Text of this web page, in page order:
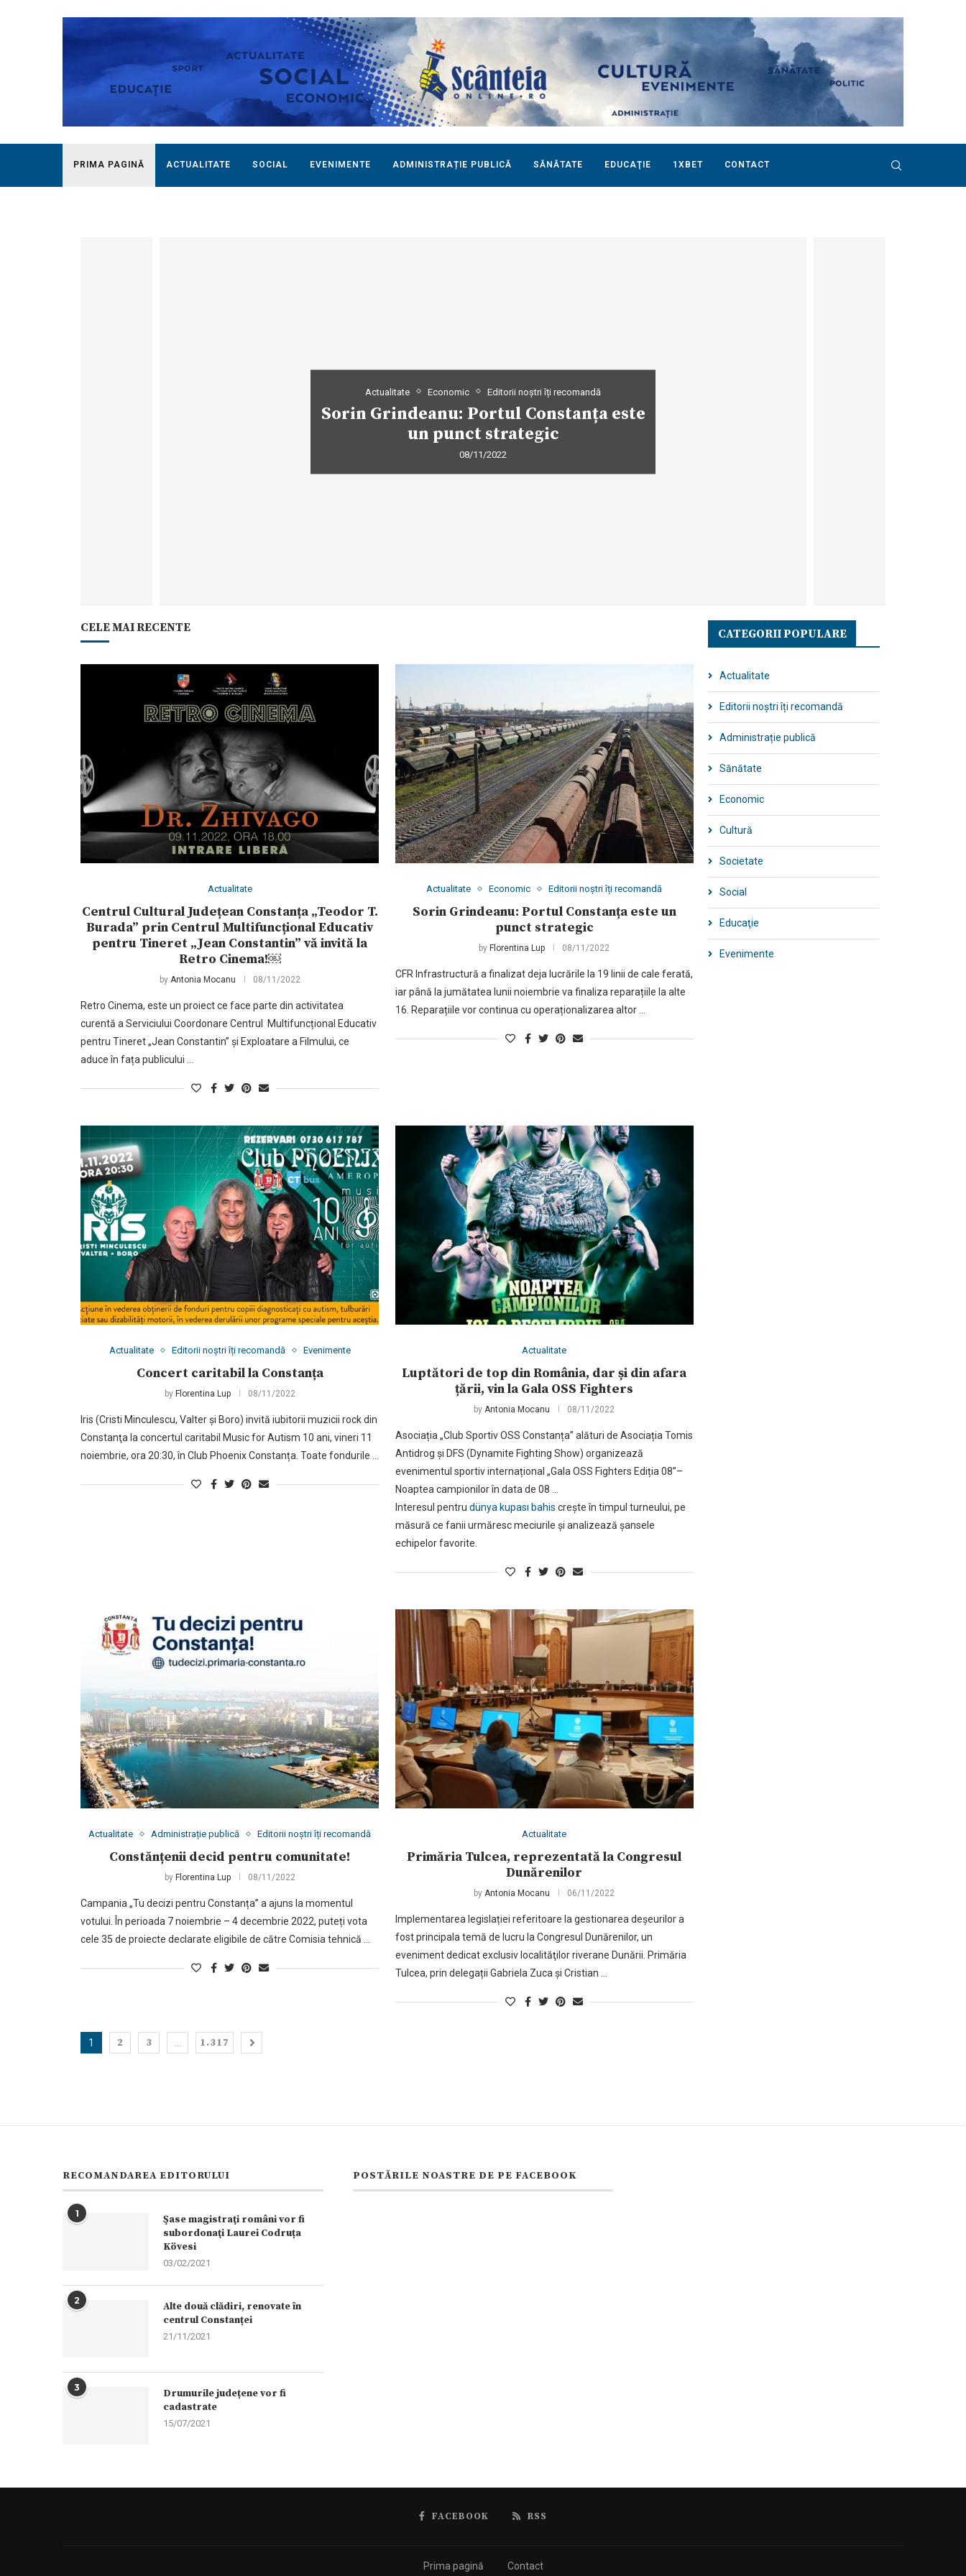
PRIMA PAGINĂ ACTUALITATE SOCIAL EVENIMENTE ADMINISTRAȚIE PUBLICĂ SĂNĂTATE EDUCAŢIE 1XBET CONTACT
Actualitate Economic Editorii noștri îți recomandă
Sorin Grindeanu: Portul Constanța este
un punct strategic
08/11/2022
CELE MAI RECENTE
Actualitate
Centrul Cultural Județean Constanța „Teodor T.
Burada” prin Centrul Multifuncțional Educativ
pentru Tineret „Jean Constantin” vă invită la
Retro Cinema!￼
by Antonia Mocanu 08/11/2022
Retro Cinema, este un proiect ce face parte din activitatea
curentă a Serviciului Coordonare Centrul Multifuncțional Educativ
pentru Tineret „Jean Constantin” și Exploatare a Filmului, ce
aduce în fața publicului …
Actualitate Economic Editorii noștri îți recomandă
Sorin Grindeanu: Portul Constanța este un
punct strategic
by Florentina Lup 08/11/2022
CFR Infrastructură a finalizat deja lucrările la 19 linii de cale ferată,
iar până la jumătatea lunii noiembrie va finaliza reparațiile la alte
16. Reparațiile vor continua cu operaționalizarea altor …
Actualitate Editorii noștri îți recomandă Evenimente
Concert caritabil la Constanța
by Florentina Lup 08/11/2022
Iris (Cristi Minculescu, Valter și Boro) invită iubitorii muzicii rock din
Constanţa la concertul caritabil Music for Autism 10 ani, vineri 11
noiembrie, ora 20:30, în Club Phoenix Constanța. Toate fondurile …
Actualitate
Luptători de top din România, dar și din afara
țării, vin la Gala OSS Fighters
byAntonia Mocanu 08/11/2022
Asociația „Club Sportiv OSS Constanța” alături de Asociația Tomis
Antidrog și DFS (Dynamite Fighting Show) organizează
evenimentul sportiv internațional „Gala OSS Fighters Ediția 08”–
Noaptea campionilor în data de 08 …
Interesul pentru dünya kupası bahis crește în timpul turneului, pe
măsură ce fanii urmăresc meciurile și analizează șansele
echipelor favorite.
Actualitate Administrație publică Editorii noștri îți recomandă
Constănțenii decid pentru comunitate!
by Florentina Lup 08/11/2022
Campania „Tu decizi pentru Constanța” a ajuns la momentul
votului. În perioada 7 noiembrie – 4 decembrie 2022, puteți vota
cele 35 de proiecte declarate eligibile de către Comisia tehnică …
Actualitate
Primăria Tulcea, reprezentată la Congresul
Dunărenilor
byAntonia Mocanu 06/11/2022
Implementarea legislației referitoare la gestionarea deșeurilor a
fost principala temă de lucru la Congresul Dunărenilor, un
eveniment dedicat exclusiv localităţilor riverane Dunării. Primăria
Tulcea, prin delegații Gabriela Zuca și Cristian …
1 2 3 1.317
CATEGORII POPULARE
Actualitate
Editorii noștri îți recomandă
Administrație publică
Sănătate
Economic
Cultură
Societate
Social
Educaţie
Evenimente
RECOMANDAREA EDITORULUI
1
Şase magistraţi români vor fi
subordonaţi Laurei Codruța
Kövesi
03/02/2021
2
Alte două clădiri, renovate în
centrul Constanței
21/11/2021
3
Drumurile județene vor fi
cadastrate
15/07/2021
POSTĂRILE NOASTRE DE PE FACEBOOK
FACEBOOK RSS
Prima pagină Contact